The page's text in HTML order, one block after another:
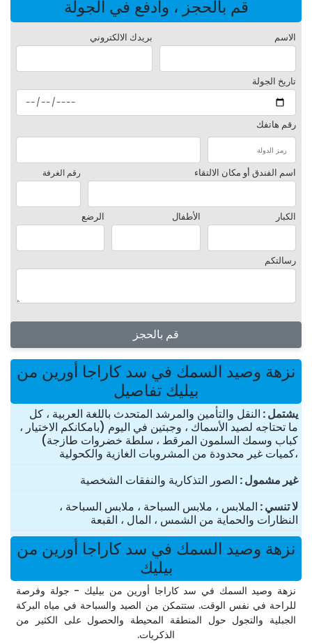
قم بالحجز ، وادفع في الجولة
الاسم بريدك الالكتروني
تاريخ الجولة
رقم هاتفك
اسم الفندق أو مكان الالتقاء رقم الغرفة
الكبار الأطفال الرضع
رسالتكم
قم بالحجز
نزهة وصيد السمك في سد كاراجا أورين من
بيليك تفاصيل
یشتمل النقل والتأمين والمرشد المتحدث باللغة العربية ، كل
ما تحتاجه لصيد الأسماك ، وجبتين في اليوم (بامكانكم الاختيار ،
كباب وسمك السلمون المرقط ، سلطة خضروات طازجة)
،كميات غير محدودة من المشروبات الغازية والكحولية
غير مشمول الصور التذكارية والنفقات الشخصية
لا تنسي الملابس ، ملابس السباحة ، ملابس السباحة ،
النظارات والحماية من الشمس ، المال ، القبعة
نزهة وصيد السمك في سد كاراجا أورين من
بيليك
نزهة وصيد السمك في سد كاراجا أورين من بيليك - جولة وفرصة
للراحة في نفس الوقت. ستتمكن من الصيد والسباحة في مياه البركة
الجبلية والتجول حول المنطقة المحيطة والحصول على الكثير من
الذكريات.